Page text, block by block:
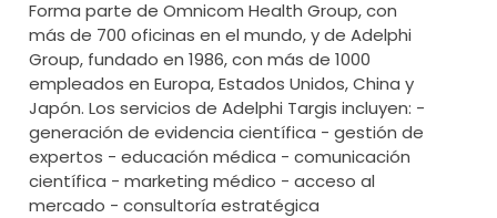
Forma parte de Omnicom Health Group, con
más de 700 oficinas en el mundo, y de Adelphi
Group, fundado en 1986, con más de 1000
empleados en Europa, Estados Unidos, China y
Japón. Los servicios de Adelphi Targis incluyen: -
generación de evidencia científica - gestión de
expertos - educación médica - comunicación
científica - marketing médico - acceso al
mercado - consultoría estratégica